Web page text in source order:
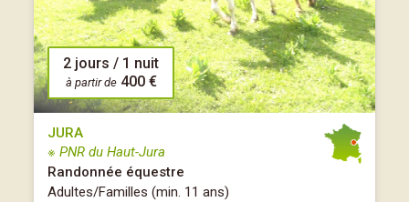
2 jours / 1 nuit
à partir de 400 €
JURA
※ PNR du Haut-Jura
Randonnée équestre
Adultes/Familles (min. 11 ans)